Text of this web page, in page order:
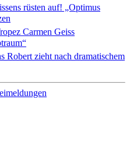
rüsten auf! „Optimus
Carmen Geiss
Robert zieht nach dramatischem